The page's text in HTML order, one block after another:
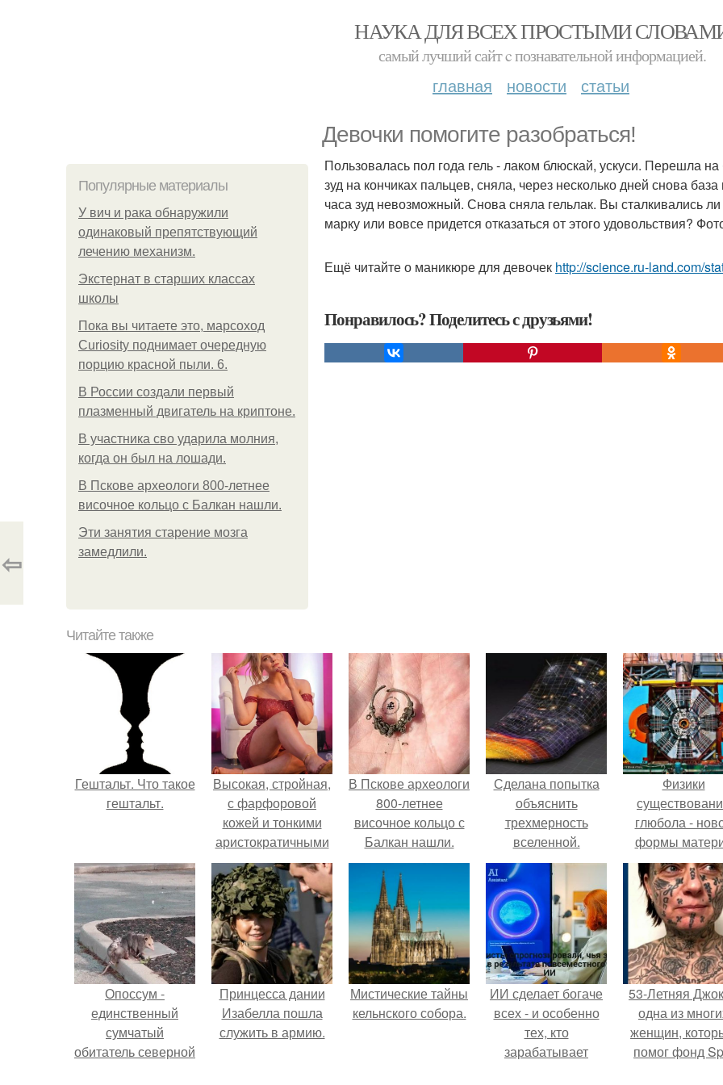
НАУКА ДЛЯ ВСЕХ ПРОСТЫМИ
самый лучший сайт c познавательной информацией.
главная новости статьи
Девочки помогите разобраться!
Популярные материалы
У вич и рака обнаружили
одинаковый препятствующий
лечению механизм.
Экстернат в старших классах
школы
Пока вы читаете это, марсоход
Curiosity поднимает очередную
порцию красной пыли. 6.
В России создали первый
плазменный двигатель на криптоне.
В участника сво ударила молния,
когда он был на лошади.
В Пскове археологи 800-летнее
височное кольцо с Балкан нашли.
Эти занятия старение мозга
замедлили.
Пользовалась пол года гель - лаком блюскай, ускуси. Перешла
зуд на кончиках пальцев, сняла, через несколько дней снова
часа зуд невозможный. Снова сняла гельлак. Вы сталкивались
марку или вовсе придется отказаться от этого удовольствия?
Ещё читайте о маникюре для девочек http://science.ru-land.com/
Понравилось? Поделитесь с друзьями!
⇦
Читайте также
Гештальт. Что такое
гештальт.
Высокая, стройная,
с фарфоровой
кожей и тонкими
аристократичными
чертами, эль
выглядит так, будто
сошла с полотна
художника.
В Пскове археологи
800-летнее
височное кольцо с
Балкан нашли.
Сделана попытка
объяснить
трехмерность
вселенной.
Физики
глюбола -
формы
Опоссум -
единственный
сумчатый
обитатель северной
Принцесса дании
Изабелла пошла
служить в армию.
Мистические тайны
кельнского собора.
ИИ сделает богаче
всех - и особенно
тех, кто
зарабатывает
53-Летняя
одна из
женщин,
помог фонд